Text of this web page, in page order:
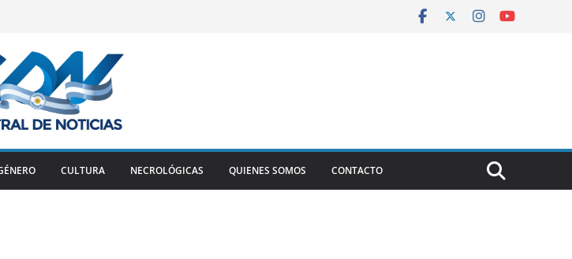
CULTURA NECROLÓGICAS QUIENES SOMOS CONTACTO